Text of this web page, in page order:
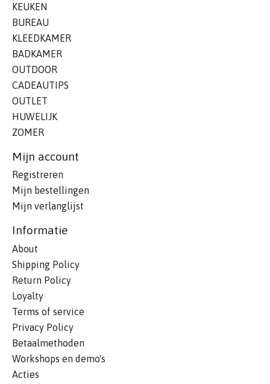
KEUKEN
BUREAU
KLEEDKAMER
BADKAMER
OUTDOOR
CADEAUTIPS
OUTLET
HUWELIJK
ZOMER
Mijn account
Registreren
Mijn bestellingen
Mijn verlanglijst
Informatie
About
Shipping Policy
Return Policy
Loyalty
Terms of service
Privacy Policy
Betaalmethoden
Workshops en demo's
Acties